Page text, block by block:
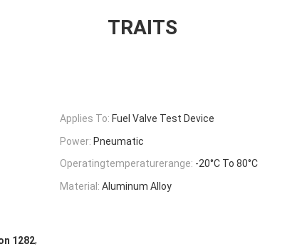
TRAITS
Applies To: Fuel Valve Test Device
Power: Pneumatic
Operatingtemperaturerange: -20°C To 80°C
Material: Aluminum Alloy
1282,